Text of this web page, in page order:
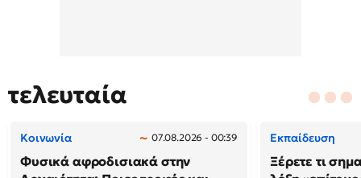
τελευταία
Κοινωνία 07.08.2026 - 00:39
Φυσικά αφροδισιακά στην
Εκπαίδευση
Ξέρετε τι